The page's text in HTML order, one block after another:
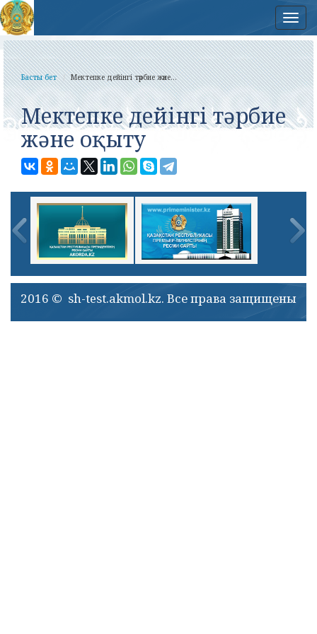
Басты бет Мектепке дейінгі тәрбие және...
Мектепке дейінгі тәрбие
және оқыту
2016 © sh-test.akmol.kz. Все права защищены